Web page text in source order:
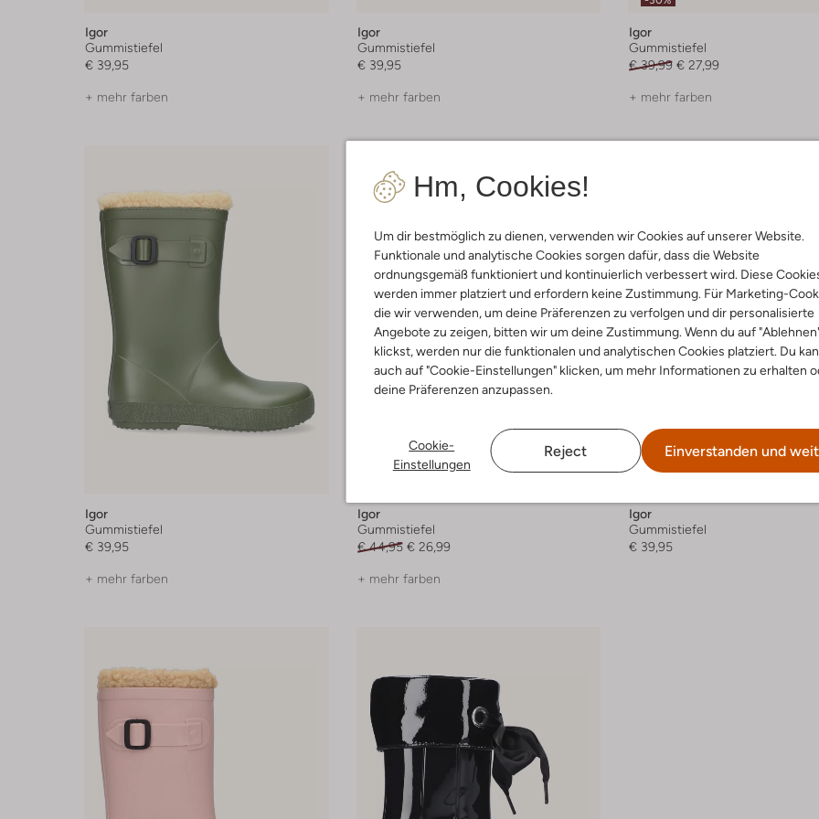
Hm, Cookies!
Um dir bestmöglich zu dienen, verwenden wir Cookies auf unserer Website.
Funktionale und analytische Cookies sorgen dafür, dass die Website
ordnungsgemäß funktioniert und kontinuierlich verbessert wird. Diese
werden immer platziert und erfordern keine Zustimmung. Für Marketing-
die wir verwenden, um deine Präferenzen zu verfolgen und dir personalisierte
Angebote zu zeigen, bitten wir um deine Zustimmung. Wenn du auf
klickst, werden nur die funktionalen und analytischen Cookies platziert. Du
auch auf "Cookie-Einstellungen" klicken, um mehr Informationen zu erhalten
deine Präferenzen anzupassen.
Cookie-
Einstellungen
Reject Einverstanden und
Igor
Gummistiefel
€ 39,95
+ mehr farben
Igor
Gummistiefel
€ 39,95
+ mehr farben
Igor
Gummistiefel
€ 39,99 € 27,99
+ mehr farben
Igor
Gummistiefel
€ 39,95
+ mehr farben
Igor
Gummistiefel
€ 44,95 € 26,99
+ mehr farben
Igor
Gummistiefel
€ 39,95